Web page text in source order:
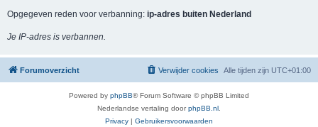
Opgegeven reden voor verbanning: ip-adres buiten Nederland
Je IP-adres is verbannen.
Forumoverzicht Alle tijden zijn UTC+01:00
Verwijder cookies
Powered by phpBB® Forum Software © phpBB Limited
Nederlandse vertaling doorphpBB.nl
Privacy | Gebruikersvoorwaarden